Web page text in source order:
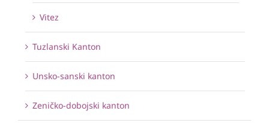
Vitez
Tuzlanski Kanton
Unsko-sanski kanton
Zeničko-dobojski kanton